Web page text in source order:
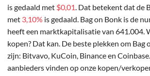
is gedaald met $0,01. Dat betekent dat de
met 3,10% is gedaald. Bag on Bonk is de
heeft een marktkapitalisatie van 641.004.
kopen? Dat kan. De beste plekken om Bag
zijn: Bitvavo, KuCoin, Binance en
aanbieders vinden op onze kopen/